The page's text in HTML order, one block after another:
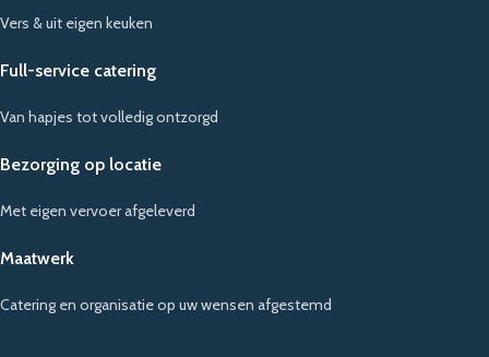
Vers & uit eigen keuken
Full-service catering
Van hapjes tot volledig ontzorgd
Bezorging op locatie
Met eigen vervoer afgeleverd
Maatwerk
Catering en organisatie op uw wensen afgestemd